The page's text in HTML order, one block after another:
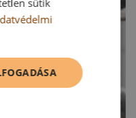
sütik